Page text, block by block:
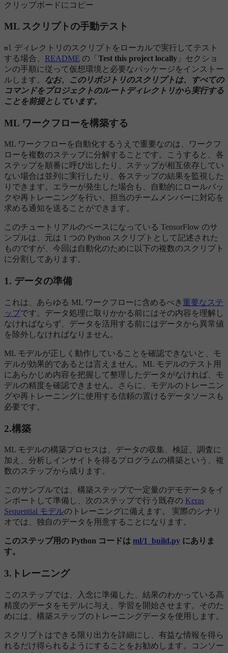
クリップボードにコピー
ML スクリプトの手動テスト
ml ディレクトリのスクリプトをローカルで実行してテスト
する場合、 README の「 Test this project locally 」セクショ
ンの手順に従って仮想環境と必要なパッケージをインストー
ルします。 なお、このリポジトリのスクリプトは、すべての
コマンドをプロジェクトのルートディレクトリから実行する
ことを前提としています。
ML ワークフローを構築する
ML ワークフローを自動化するうえで重要なのは、ワークフ
ローを複数のステップに分解することです。こうすると、各
ステップを順番に呼び出したり、ステップが相互依存してい
ない場合は並列に実行したり、各ステップの結果を監視した
りできます。エラーが発生した場合も、自動的にロールバッ
クや再トレーニングを行い、担当のチームメンバーに対応を
求める通知を送ることができます。
このチュートリアルのベースになっている TensorFlow のサ
ンプルは、元は 1 つの Python スクリプトとして記述された
ものですが、今回は自動化のために以下の複数のスクリプト
に分割してあります。
1. データの準備
これは、あらゆる ML ワークフローに含めるべき重要なステ
ップです。データ処理に取りかかる前にはその内容を理解し
なければならず、データを活用する前にはデータから異常値
を除外しなければなりません。
ML モデルが正しく動作していることを確認できないと、モ
デルが効果的であるとは言えません。ML モデルのテスト用
にあらかじめ内容を把握して整理したデータがなければ、モ
デルの精度を確認できません。さらに、モデルのトレーニン
グや再トレーニングに使用する信頼の置けるデータソースも
必要です。
2.構築
ML モデルの構築プロセスは、データの収集、検証、調査に
加え、分析しインサイトを得るプログラムの構築という、複
数のステップから成ります。
このサンプルでは、構築ステップで一定量のデモデータをイ
ンポートして準備し、次のステップで行う既存の Keras
Sequential モデルのトレーニングに備えます。 実際のシナリ
オでは、独自のデータを用意することになります。
このステップ用の Python コードは ml/1_build.py にありま
す。
3.トレーニング
このステップでは、入念に準備した、結果のわかっている高
精度のデータをモデルに与え、学習を開始させます。そのた
めには、構築ステップのトレーニングデータを使用します。
スクリプトはできる限り出力を詳細にし、有益な情報を得ら
れるだけ得られるようにすることをお勧めします。コンソー